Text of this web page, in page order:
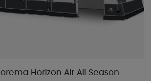
Horizon Air All Season